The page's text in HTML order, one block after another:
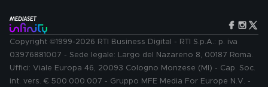
Copyright ©1999-2026 RTI Business Digital - RTI S.p.A.: p. iva
03976881007 - Sede legale: Largo del Nazareno 8, 00187 Roma.
Uffici: Viale Europa 46, 20093 Cologno Monzese (MI) - Cap. Soc.
int. vers. € 500.000.007 - Gruppo MFE Media For Europe N.V. -